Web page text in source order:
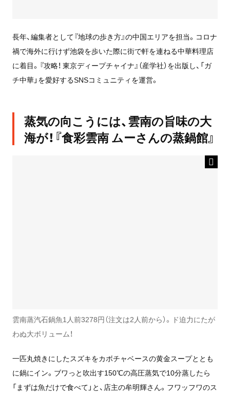
長年、編集者として『地球の歩き方』の中国エリアを担当。コロナ
禍で海外に行けず池袋を歩いた際に街で軒を連ねる中華料理店
に着目。『攻略！ 東京ディープチャイナ』（産学社）を出版し、「ガ
チ中華」を愛好するSNSコミュニティを運営。
蒸気の向こうには、雲南の旨味の大
海が！『食彩雲南 ムーさんの蒸鍋館』
雲南蒸汽石鍋魚1人前3278円（注文は2人前から）。ド迫力にたが
わぬ大ボリューム！
一匹丸焼きにしたスズキをカボチャベースの黄金スープととも
に鍋にイン。ブワっと吹出す150℃の高圧蒸気で10分蒸したら
「まずは魚だけで食べて」と、店主の牟明輝さん。フワッフワのス